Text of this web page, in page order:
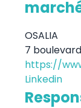
OSALIA
7
https://
Linkedin